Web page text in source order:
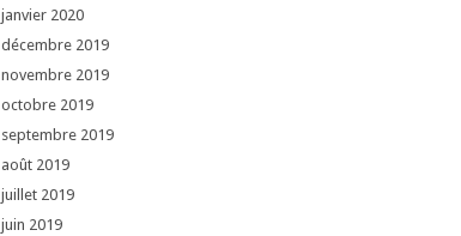
janvier 2020
décembre 2019
novembre 2019
octobre 2019
septembre 2019
août 2019
juillet 2019
juin 2019